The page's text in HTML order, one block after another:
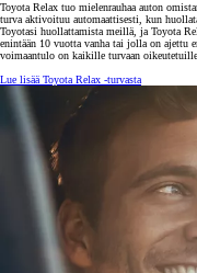
Toyota Relax tuo mielenrauhaa auton
turva aktivoituu automaattisesti, kun
Toyotasi huollattamista meillä, ja Toyota
enintään 10 vuotta vanha tai jolla on ajettu
voimaantulo on kaikille turvaan
Lue lisää Toyota Relax -turvasta